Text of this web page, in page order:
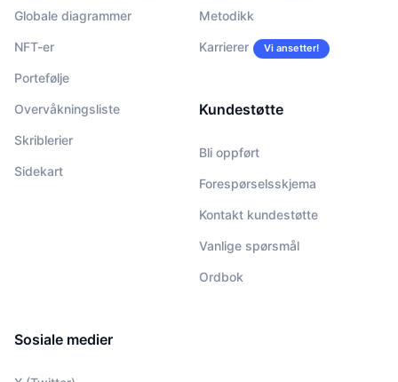
Globale diagrammer
NFT-er
Portefølje
Overvåkningsliste
Skriblerier
Sidekart
Metodikk
Karrierer Vi ansetter!
Kundestøtte
Bli oppført
Forespørselsskjema
Kontakt kundestøtte
Vanlige spørsmål
Ordbok
Sosiale medier